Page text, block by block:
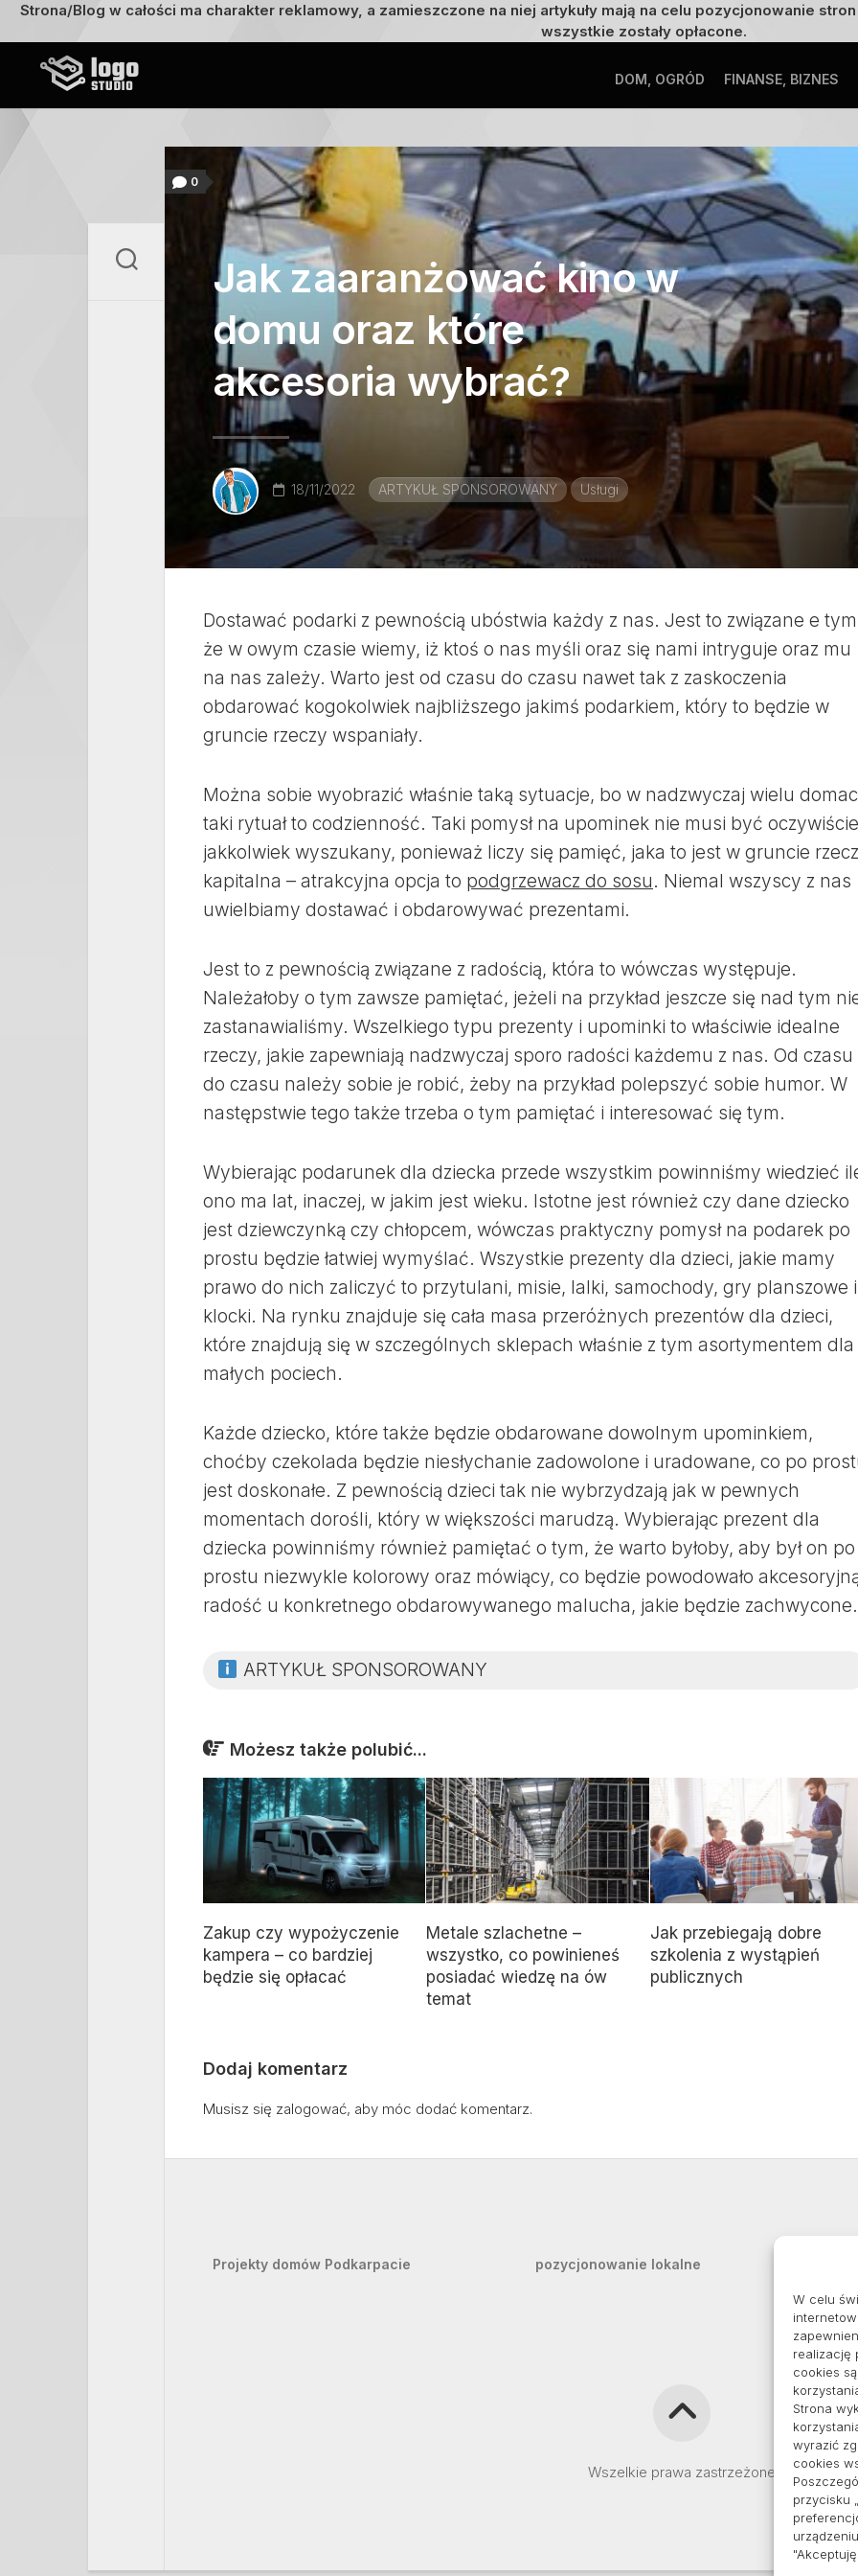
W celu
realizację
cookies
Strona
wyrazić
cookies
przycisku
Strona/Blog w całości ma charakter reklamowy, a zamieszczone na niej artykuły mają na celu pozycjonowanie
wszystkie zostały opłacone.
DOM, OGRÓD FINANSE, BIZNES
0
Jak zaaranżować kino w
domu oraz które
akcesoria wybrać?
18/11/2022 ARTYKUŁ SPONSOROWANY Usługi
Dostawać podarki z pewnością ubóstwia każdy z nas. Jest to związane e
że w owym czasie wiemy, iż ktoś o nas myśli oraz się nami intryguje oraz mu
na nas zależy. Warto jest od czasu do czasu nawet tak z zaskoczenia
obdarować kogokolwiek najbliższego jakimś podarkiem, który to będzie w
gruncie rzeczy wspaniały.
Można sobie wyobrazić właśnie taką sytuacje, bo w nadzwyczaj wielu
taki rytuał to codzienność. Taki pomysł na upominek nie musi być oczywiście
jakkolwiek wyszukany, ponieważ liczy się pamięć, jaka to jest w gruncie
kapitalna – atrakcyjna opcja to podgrzewacz do sosu. Niemal wszyscy z nas
uwielbiamy dostawać i obdarowywać prezentami.
Jest to z pewnością związane z radością, która to wówczas występuje.
Należałoby o tym zawsze pamiętać, jeżeli na przykład jeszcze się nad tym
zastanawialiśmy. Wszelkiego typu prezenty i upominki to właściwie idealne
rzeczy, jakie zapewniają nadzwyczaj sporo radości każdemu z nas. Od czasu
do czasu należy sobie je robić, żeby na przykład polepszyć sobie humor. W
następstwie tego także trzeba o tym pamiętać i interesować się tym.
Wybierając podarunek dla dziecka przede wszystkim powinniśmy wiedzieć
ono ma lat, inaczej, w jakim jest wieku. Istotne jest również czy dane dziecko
jest dziewczynką czy chłopcem, wówczas praktyczny pomysł na podarek po
prostu będzie łatwiej wymyślać. Wszystkie prezenty dla dzieci, jakie mamy
prawo do nich zaliczyć to przytulani, misie, lalki, samochody, gry planszowe i
klocki. Na rynku znajduje się cała masa przeróżnych prezentów dla dzieci,
które znajdują się w szczególnych sklepach właśnie z tym asortymentem dla
małych pociech.
Każde dziecko, które także będzie obdarowane dowolnym upominkiem,
choćby czekolada będzie niesłychanie zadowolone i uradowane, co po
jest doskonałe. Z pewnością dzieci tak nie wybrzydzają jak w pewnych
momentach dorośli, który w większości marudzą. Wybierając prezent dla
dziecka powinniśmy również pamiętać o tym, że warto byłoby, aby był on po
prostu niezwykle kolorowy oraz mówiący, co będzie powodowało
radość u konkretnego obdarowywanego malucha, jakie będzie zachwycone.
ARTYKUŁ SPONSOROWANY
Możesz także polubić...
Zakup czy wypożyczenie
kampera – co bardziej
będzie się opłacać
Metale szlachetne –
wszystko, co powinieneś
posiadać wiedzę na ów
temat
Jak przebiegają dobre
szkolenia z wystąpień
publicznych
Dodaj komentarz
Musisz się zalogować, aby móc dodać komentarz.
Projekty domów Podkarpacie pozycjonowanie lokalne
Wszelkie prawa zastrzeżone